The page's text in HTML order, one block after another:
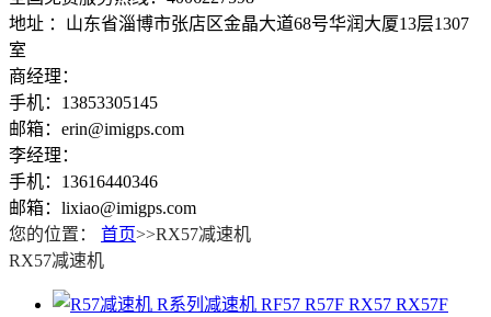
地址 ：山东省淄博市张店区金晶大道68号华润大厦13层1307
室
商经理：
手机：13853305145
邮箱：erin@imigps.com
李经理：
手机：13616440346
邮箱：lixiao@imigps.com
您的位置：
首页>>RX57减速机
RX57减速机